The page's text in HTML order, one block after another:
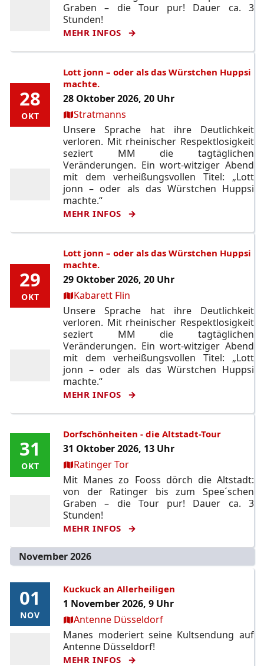
Graben – die Tour pur! Dauer ca. 3
Stunden!
MEHR INFOS
28
OKT
28
OKT
Lott jonn – oder als das Würstchen Huppsi
machte.
28 Oktober 2026, 20 Uhr
Ort:Stratmanns
Unsere Sprache hat ihre Deutlichkeit
verloren. Mit rheinischer Respektlosigkeit
seziert MM die tagtäglichen
Veränderungen. Ein wort-witziger Abend
mit dem verheißungsvollen Titel: „Lott
jonn – oder als das Würstchen Huppsi
machte.“
MEHR INFOS
29
OKT
29
OKT
Lott jonn – oder als das Würstchen Huppsi
machte.
29 Oktober 2026, 20 Uhr
Ort:Kabarett Flin
Unsere Sprache hat ihre Deutlichkeit
verloren. Mit rheinischer Respektlosigkeit
seziert MM die tagtäglichen
Veränderungen. Ein wort-witziger Abend
mit dem verheißungsvollen Titel: „Lott
jonn – oder als das Würstchen Huppsi
machte.“
MEHR INFOS
31
OKT
31
OKT
Dorfschönheiten - die Altstadt-Tour
31 Oktober 2026, 13 Uhr
Ort:Ratinger Tor
Mit Manes zo Fooss dörch die Altstadt:
von der Ratinger bis zum Spee´schen
Graben – die Tour pur! Dauer ca. 3
Stunden!
MEHR INFOS
November 2026
01
NOV
01
NOV
Kuckuck an Allerheiligen
1 November 2026, 9 Uhr
Ort:Antenne Düsseldorf
Manes moderiert seine Kultsendung auf
Antenne Düsseldorf!
MEHR INFOS